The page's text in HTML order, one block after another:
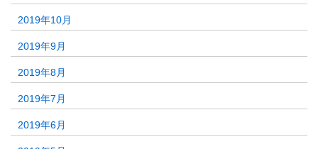
2019年10月
2019年9月
2019年8月
2019年7月
2019年6月